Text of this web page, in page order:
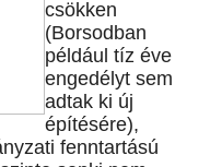
csökken
(Borsodban
például tíz éve
engedélyt sem
adtak ki új
építésére),
fenntartású